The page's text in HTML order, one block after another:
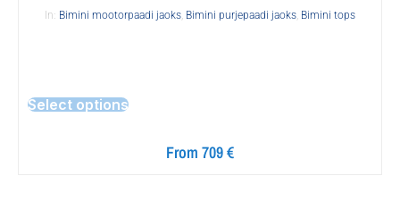
In: Bimini mootorpaadi jaoks Bimini purjepaadi jaoks Bimini tops
Select options
From 709 €